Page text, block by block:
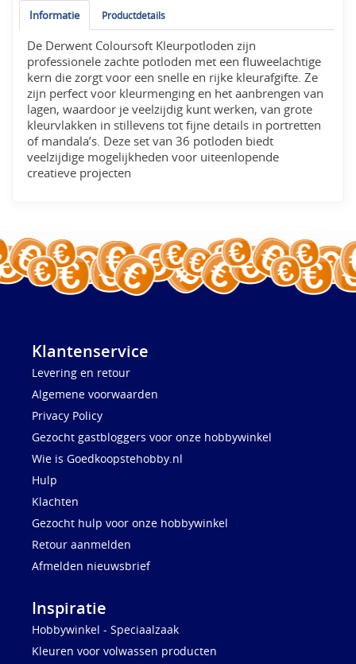
Informatie Productdetails
De Derwent Coloursoft Kleurpotloden zijn
professionele zachte potloden met een fluweelachtige
kern die zorgt voor een snelle en rijke kleurafgifte. Ze
zijn perfect voor kleurmenging en het aanbrengen van
lagen, waardoor je veelzijdig kunt werken, van grote
kleurvlakken in stillevens tot fijne details in portretten
of mandala’s. Deze set van 36 potloden biedt
veelzijdige mogelijkheden voor uiteenlopende
creatieve projecten
Klantenservice
Levering en retour
Algemene voorwaarden
Privacy Policy
Gezocht gastbloggers voor onze hobbywinkel
Wie is Goedkoopstehobby.nl
Hulp
Klachten
Gezocht hulp voor onze hobbywinkel
Retour aanmelden
Afmelden nieuwsbrief
Inspiratie
Hobbywinkel - Speciaalzaak
Kleuren voor volwassen producten